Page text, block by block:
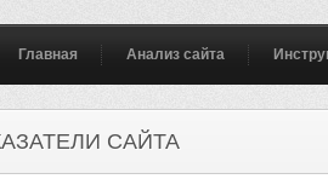
Главная Анализ сайта
САЙТА